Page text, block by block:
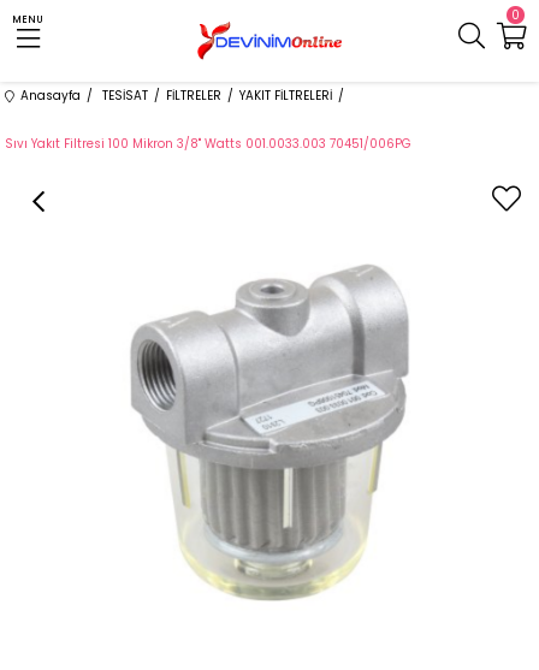
0
MENU
Anasayfa TESİSAT FİLTRELER YAKIT FİLTRELERİ
Sıvı Yakıt Filtresi 100 Mikron 3/8'' Watts 001.0033.003 70451/006PG